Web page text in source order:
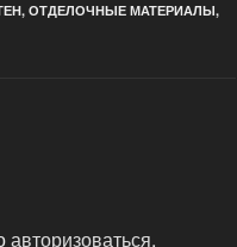
, ОТДЕЛОЧНЫЕ МАТЕРИАЛЫ,
авторизоваться.